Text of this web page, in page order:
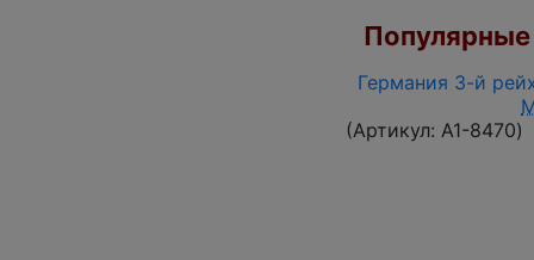
Германия 3-й
(Артикул: A1-8470)